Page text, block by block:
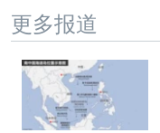
更多报道